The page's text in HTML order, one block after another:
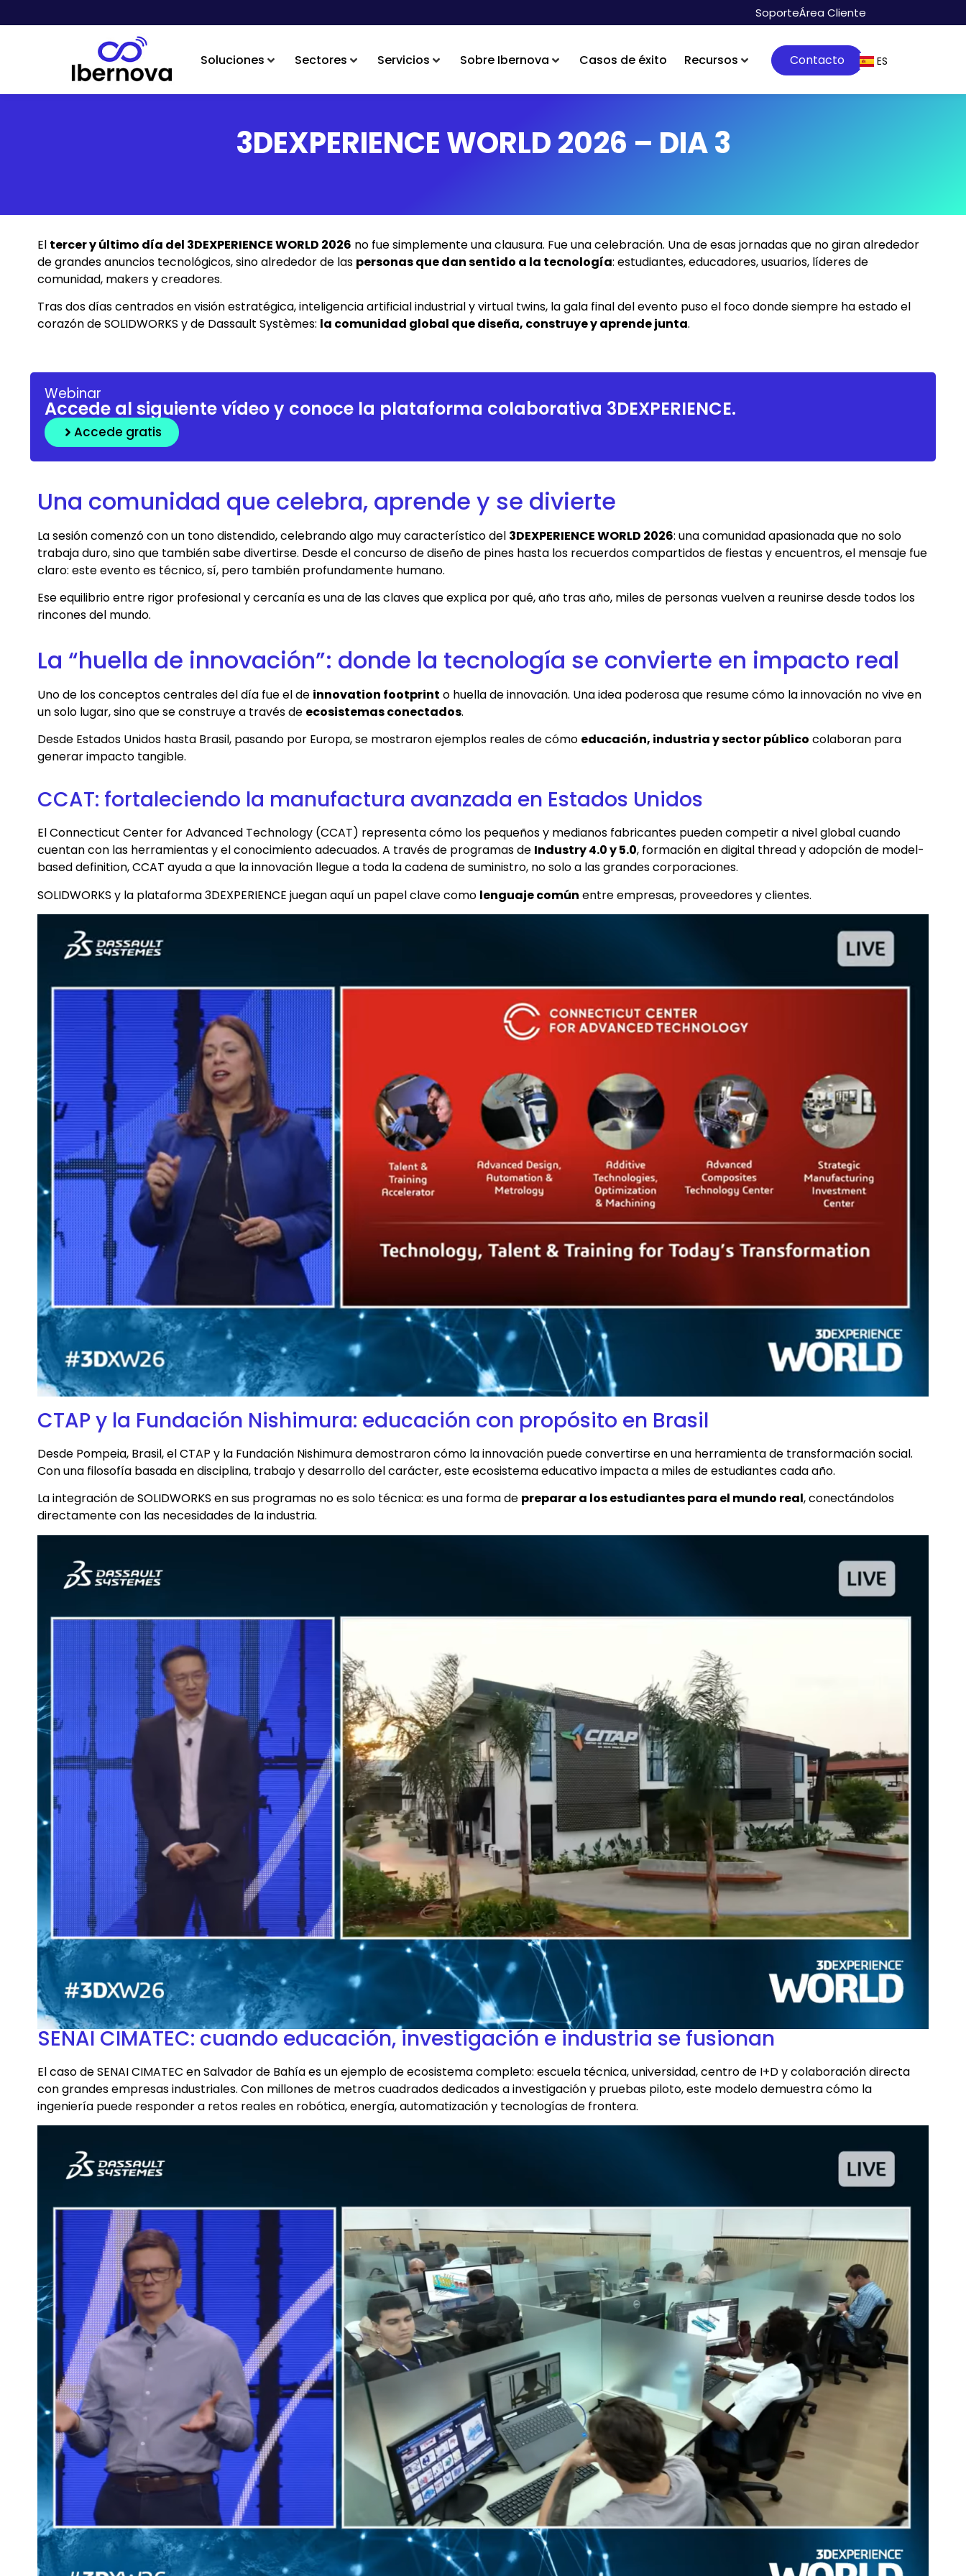
SoporteÁrea Cliente
Soluciones Sectores Servicios Sobre Ibernova Casos de éxito Recursos Contacto ES
PT
3DEXPERIENCE WORLD 2026 – DIA 3
El tercer y último día del 3DEXPERIENCE WORLD 2026 no fue simplemente una clausura. Fue una celebración. Una de esas jornadas que no giran alrededor
de grandes anuncios tecnológicos, sino alrededor de las personas que dan sentido a la tecnología: estudiantes, educadores, usuarios, líderes de
comunidad, makers y creadores.
Tras dos días centrados en visión estratégica, inteligencia artificial industrial y virtual twins, la gala final del evento puso el foco donde siempre ha estado el
corazón de SOLIDWORKS y de Dassault Systèmes: la comunidad global que diseña, construye y aprende junta.
Webinar
Accede al siguiente vídeo y conoce la plataforma colaborativa 3DEXPERIENCE.
Accede gratis
Una comunidad que celebra, aprende y se divierte
La sesión comenzó con un tono distendido, celebrando algo muy característico del 3DEXPERIENCE WORLD 2026: una comunidad apasionada que no solo
trabaja duro, sino que también sabe divertirse. Desde el concurso de diseño de pines hasta los recuerdos compartidos de fiestas y encuentros, el mensaje fue
claro: este evento es técnico, sí, pero también profundamente humano.
Ese equilibrio entre rigor profesional y cercanía es una de las claves que explica por qué, año tras año, miles de personas vuelven a reunirse desde todos los
rincones del mundo.
La “huella de innovación”: donde la tecnología se convierte en impacto real
Uno de los conceptos centrales del día fue el de innovation footprint o huella de innovación. Una idea poderosa que resume cómo la innovación no vive en
un solo lugar, sino que se construye a través de ecosistemas conectados.
Desde Estados Unidos hasta Brasil, pasando por Europa, se mostraron ejemplos reales de cómo educación, industria y sector público colaboran para
generar impacto tangible.
CCAT: fortaleciendo la manufactura avanzada en Estados Unidos
El Connecticut Center for Advanced Technology (CCAT) representa cómo los pequeños y medianos fabricantes pueden competir a nivel global cuando
cuentan con las herramientas y el conocimiento adecuados. A través de programas de Industry 4.0 y 5.0, formación en digital thread y adopción de model-
based definition, CCAT ayuda a que la innovación llegue a toda la cadena de suministro, no solo a las grandes corporaciones.
SOLIDWORKS y la plataforma 3DEXPERIENCE juegan aquí un papel clave como lenguaje común entre empresas, proveedores y clientes.
CTAP y la Fundación Nishimura: educación con propósito en Brasil
Desde Pompeia, Brasil, el CTAP y la Fundación Nishimura demostraron cómo la innovación puede convertirse en una herramienta de transformación social.
Con una filosofía basada en disciplina, trabajo y desarrollo del carácter, este ecosistema educativo impacta a miles de estudiantes cada año.
La integración de SOLIDWORKS en sus programas no es solo técnica: es una forma de preparar a los estudiantes para el mundo real, conectándolos
directamente con las necesidades de la industria.
SENAI CIMATEC: cuando educación, investigación e industria se fusionan
El caso de SENAI CIMATEC en Salvador de Bahía es un ejemplo de ecosistema completo: escuela técnica, universidad, centro de I+D y colaboración directa
con grandes empresas industriales. Con millones de metros cuadrados dedicados a investigación y pruebas piloto, este modelo demuestra cómo la
ingeniería puede responder a retos reales en robótica, energía, automatización y tecnologías de frontera.